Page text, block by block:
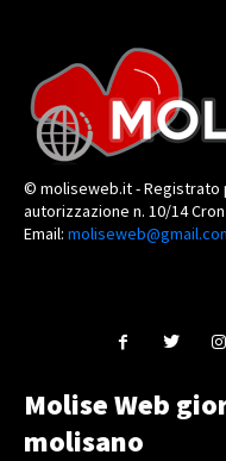
© moliseweb.it - Registrato
autorizzazione n. 10/14
Email:
Molise Web
molisano